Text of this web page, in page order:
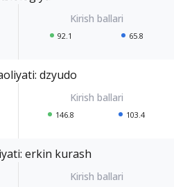
92.1 65.8
dzyudo
146.8 103.4
erkin kurash